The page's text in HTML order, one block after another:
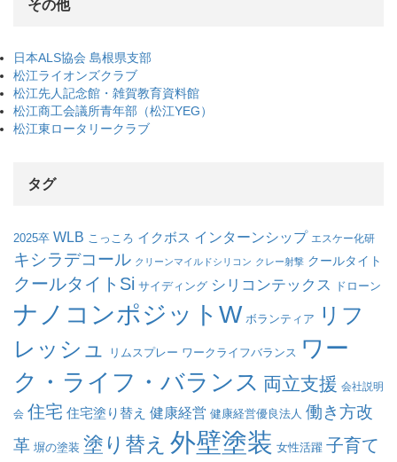
その他
日本ALS協会 島根県支部
松江ライオンズクラブ
松江先人記念館・雑賀教育資料館
松江商工会議所青年部（松江YEG）
松江東ロータリークラブ
タグ
2025卒 WLB こっころ イクボス インターンシップ エスケー化研
キシラデコール クリーンマイルドシリコン クレー射撃 クールタイト
クールタイトSi サイディング シリコンテックス ドローン
ナノコンポジットW ボランティア
リフ
レッシュ
リムスプレー ワークライフバランス ワー
ク・ライフ・バランス 両立支援 会社説明
会 住宅 住宅塗り替え 健康経営 健康経営優良法人 働き方改
革 塀の塗装 塗り替え 外壁塗装 女性活躍 子育て